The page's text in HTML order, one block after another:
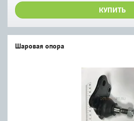
КУПИТЬ
Шаровая опора